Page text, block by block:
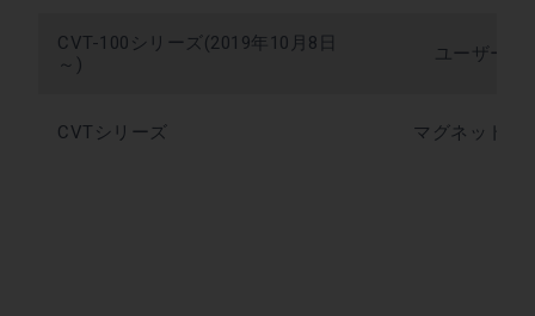
CVT-100シリーズ(2019年10月8日
～)
ユーザーガ
CVTシリーズ マグネットシ